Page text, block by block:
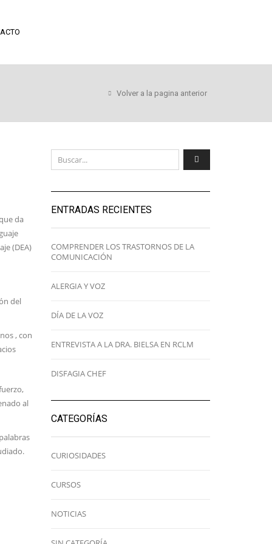
Volver a la pagina anterior
da
(DEA)
del
, con
al
ENTRADAS RECIENTES
COMPRENDER LOS TRASTORNOS DE LA
COMUNICACIÓN
ALERGIA Y VOZ
DÍA DE LA VOZ
ENTREVISTA A LA DRA. BIELSA EN RCLM
DISFAGIA CHEF
CATEGORÍAS
CURIOSIDADES
CURSOS
NOTICIAS